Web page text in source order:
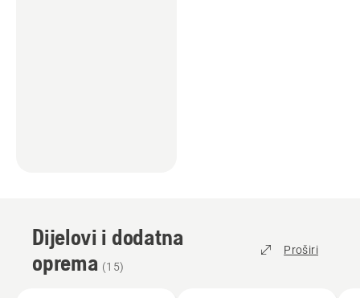
Dijelovi i dodatna
oprema (15)
Proširi